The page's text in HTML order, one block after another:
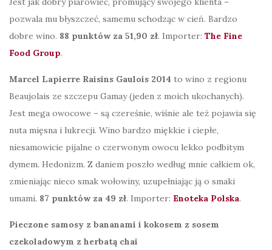
pozwala mu błyszczeć, samemu schodząc w cień. Bardzo
dobre wino. 88 punktów za 51,90 zł. Importer: The Fine
Food Group.
Marcel Lapierre Raisins Gaulois 2014 to wino z regionu
Beaujolais ze szczepu Gamay (jeden z moich ukochanych).
Jest mega owocowe – są czereśnie, wiśnie ale też pojawia się
nuta mięsna i lukrecji. Wino bardzo miękkie i ciepłe,
niesamowicie pijalne o czerwonym owocu lekko podbitym
dymem. Hedonizm. Z daniem poszło według mnie całkiem ok,
zmieniając nieco smak wołowiny, uzupełniając ją o smaki
umami. 87 punktów za 49 zł. Importer: Enoteka Polska.
Pieczone samosy z bananami i kokosem z sosem
czekoladowym z herbatą chai